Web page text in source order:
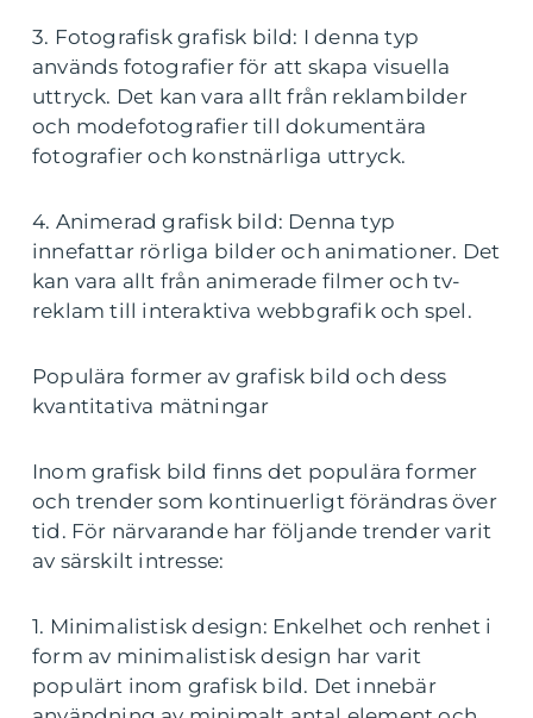
3. Fotografisk grafisk bild: I denna typ
används fotografier för att skapa visuella
uttryck. Det kan vara allt från reklambilder
och modefotografier till dokumentära
fotografier och konstnärliga uttryck.
4. Animerad grafisk bild: Denna typ
innefattar rörliga bilder och animationer. Det
kan vara allt från animerade filmer och tv-
reklam till interaktiva webbgrafik och spel.
Populära former av grafisk bild och dess
kvantitativa mätningar
Inom grafisk bild finns det populära former
och trender som kontinuerligt förändras över
tid. För närvarande har följande trender varit
av särskilt intresse:
1. Minimalistisk design: Enkelhet och renhet i
form av minimalistisk design har varit
populärt inom grafisk bild. Det innebär